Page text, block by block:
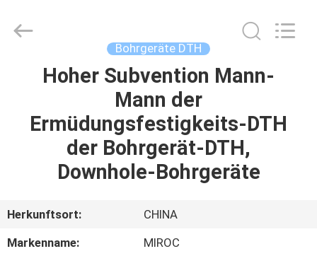
HAUS
PRODUKTE
FABRIK-
Bohrgeräte DTH
Hoher Subvention Mann-
Mann der
Ermüdungsfestigkeits-DTH
der Bohrgerät-DTH,
Downhole-Bohrgeräte
Herkunftsort:
CHINA
Markenname:
MIROC